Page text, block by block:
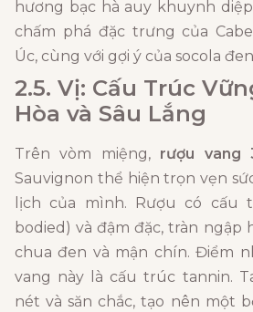
hương bạc hà auy khuynh
chấm phá đặc trưng của
Úc, cùng với gợi ý của socola
2.5. Vị: Cấu Trúc
Hòa và Sâu Lắng
Trên vòm miệng, rượu vang
Sauvignon thể hiện trọn vẹn
lịch của mình. Rượu có cấu
bodied) và đậm đặc, tràn ngập
chua đen và mận chín. Điểm
vang này là cấu trúc tannin.
nét và săn chắc, tạo nên một